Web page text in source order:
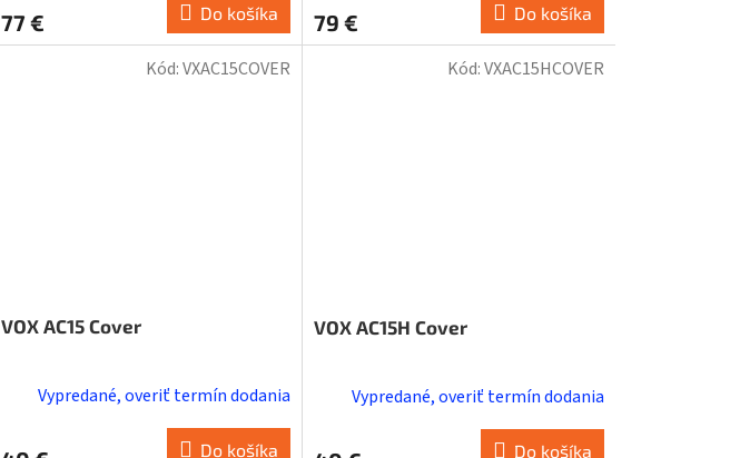
77 € Do košíka 79 € Do košíka
VOX AC15 Cover
Vypredané, overiť termín dodania
Do košíka
Kód:VXAC15COVER
VOX AC15H Cover
Vypredané, overiť termín dodania
Do košíka
Kód:VXAC15HCOVER